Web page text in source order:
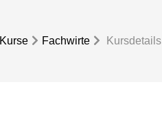
Kurse Fachwirte Kursdetails